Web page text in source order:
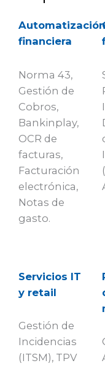
Automatización
financiera
Norma 43,
Gestión de
Cobros,
Bankinplay,
OCR de
facturas,
Facturación
electrónica,
Notas de
gasto.
Servicios IT
y retail
Gestión de
Incidencias
(ITSM), TPV